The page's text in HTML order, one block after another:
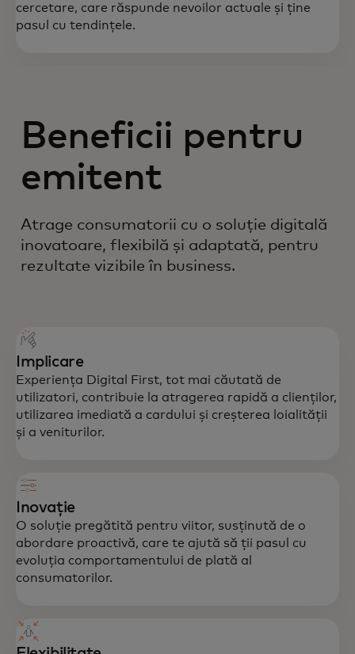
cercetare, care răspunde nevoilor actuale și ține
pasul cu tendințele.
Beneficii pentru
emitent
Atrage consumatorii cu o soluție digitală
inovatoare, flexibilă și adaptată, pentru
rezultate vizibile în business.
Implicare
Experiența Digital First, tot mai căutată de
utilizatori, contribuie la atragerea rapidă a clienților,
utilizarea imediată a cardului și creșterea loialității
și a veniturilor.
Inovație
O soluție pregătită pentru viitor, susținută de o
abordare proactivă, care te ajută să ții pasul cu
evoluția comportamentului de plată al
consumatorilor.